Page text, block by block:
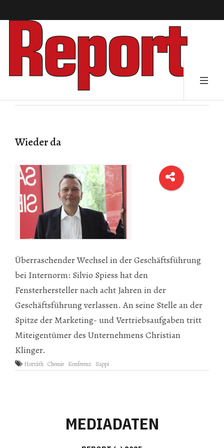
Wieder da
Überraschender Wechsel in der Geschäftsführung
bei Internorm: Silvio Spiess hat den
Fensterhersteller nach acht Jahren in der
Geschäftsführung verlassen. An seine Stelle an der
Spitze der Marketing- und Vertriebsaufgaben tritt
Miteigentümer des Unternehmens Christian
Klinger.
Horváth Chemie Konferenz Sappi
MEDIADATEN